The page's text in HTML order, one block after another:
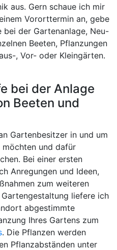
aus. Gern schaue ich mir
Vororttermin an, gebe
bei der Gartenanlage, Neu-
Beeten, Pflanzungen
, Vor- oder Kleingärten.
bei der Anlage
Beeten und
Gartenbesitzer in und um
und dafür
Bei einer ersten
Anregungen und Ideen,
zum weiteren
liefere ich
abgestimmte
Ihres Gartens zum
. Die Pflanzen werden
Pflanzabständen unter